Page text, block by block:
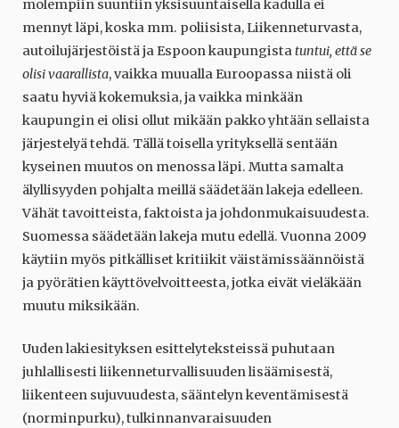
molempiin suuntiin yksisuuntaisella kadulla ei
mennyt läpi, koska mm. poliisista, Liikenneturvasta,
autoilujärjestöistä ja Espoon kaupungistatuntui, että se
olisi vaarallista, vaikka muualla Euroopassa niistä oli
saatu hyviä kokemuksia, ja vaikka minkään
kaupungin ei olisi ollut mikään pakko yhtään sellaista
järjestelyä tehdä. Tällä toisella yrityksellä sentään
kyseinen muutos on menossa läpi. Mutta samalta
älyllisyyden pohjalta meillä säädetään lakeja edelleen.
Vähät tavoitteista, faktoista ja johdonmukaisuudesta.
Suomessa säädetään lakeja mutu edellä. Vuonna 2009
käytiin myös pitkälliset kritiikit väistämissäännöistä
ja pyörätien käyttövelvoitteesta, jotka eivät vieläkään
muutu miksikään.
Uuden lakiesityksen esittelyteksteissä puhutaan
juhlallisesti liikenneturvallisuuden lisäämisestä,
liikenteen sujuvuudesta, sääntelyn keventämisestä
(norminpurku), tulkinnanvaraisuuden